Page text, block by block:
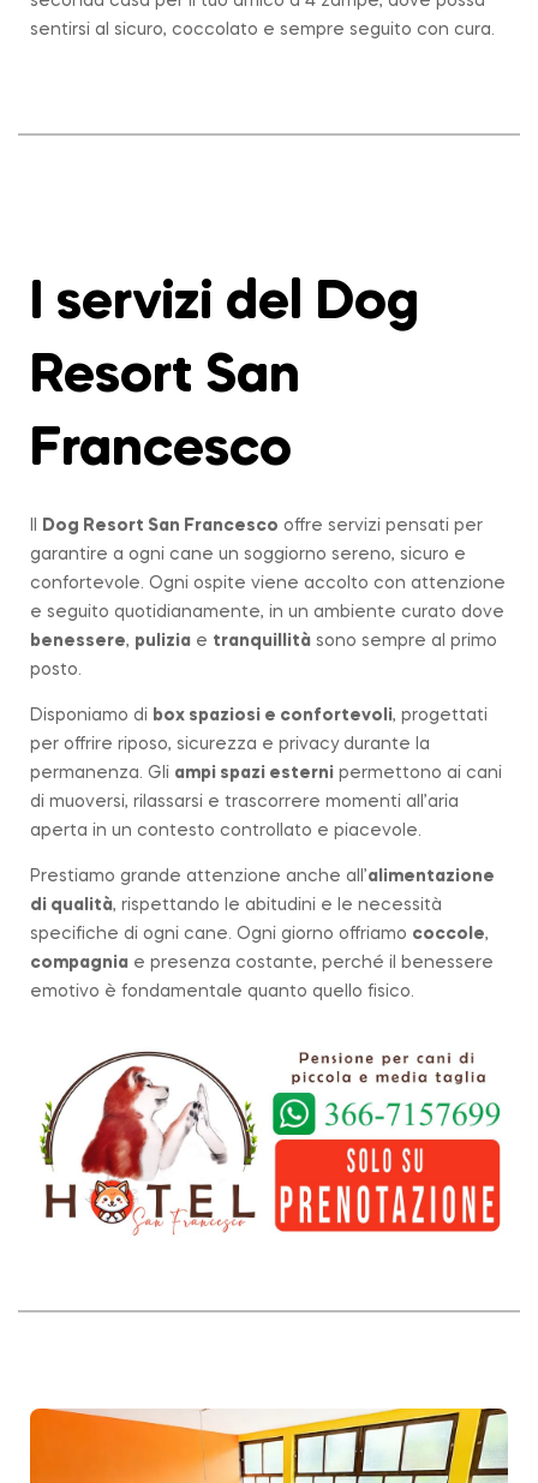
sentirsi al sicuro, coccolato e sempre seguito con cura.
I servizi del Dog
Resort San
Francesco
Dog Resort San Francesco offre servizi pensati per
garantire a ogni cane un soggiorno sereno, sicuro e
confortevole. Ogni ospite viene accolto con attenzione
e seguito quotidianamente, in un ambiente curato dove
benessere, pulizia e tranquillità sono sempre al primo
posto.
Disponiamo di box spaziosi e confortevoli, progettati
per offrire riposo, sicurezza e privacy durante la
permanenza. Gli ampi spazi esterni permettono ai cani
di muoversi, rilassarsi e trascorrere momenti all’aria
aperta in un contesto controllato e piacevole.
Prestiamo grande attenzione anche all’alimentazione
di qualità, rispettando le abitudini e le necessità
specifiche di ogni cane. Ogni giorno offriamo coccole,
compagnia e presenza costante, perché il benessere
emotivo è fondamentale quanto quello fisico.